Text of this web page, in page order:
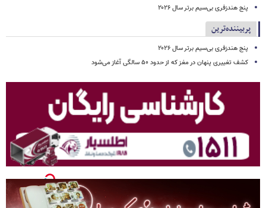
پنج هندزفری بی‌سیم برتر سال ۲۰۲۶
پربیننده‌ترین
پنج هندزفری بی‌سیم برتر سال ۲۰۲۶
کشف تغییری پنهان در مغز که از حدود ۵۰ سالگی آغاز می‌شود